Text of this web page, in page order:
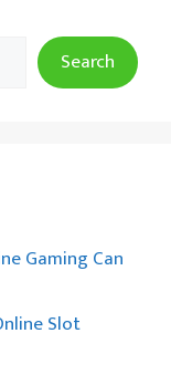
Search
Gaming Can
Slot